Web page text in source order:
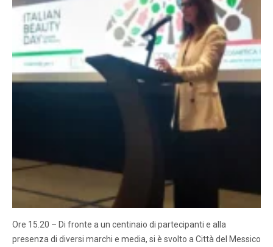
Ore 15.20 – Di fronte a un centinaio di partecipanti e alla
presenza di diversi marchi e media, si è svolto a Città del Messico